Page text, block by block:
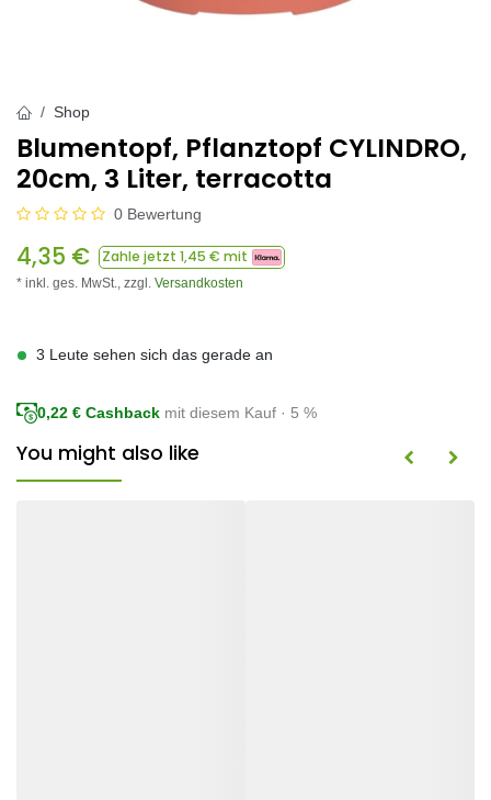
Shop
Blumentopf, Pflanztopf CYLINDRO,
20cm, 3 Liter, terracotta
0 Bewertung
4,35 € Zahle jetzt 1,45 € mit
* inkl. ges. MwSt., zzgl. Versandkosten
3 Leute sehen sich das gerade an
0,22 € Cashback mit diesem Kauf · 5 %
You might also like